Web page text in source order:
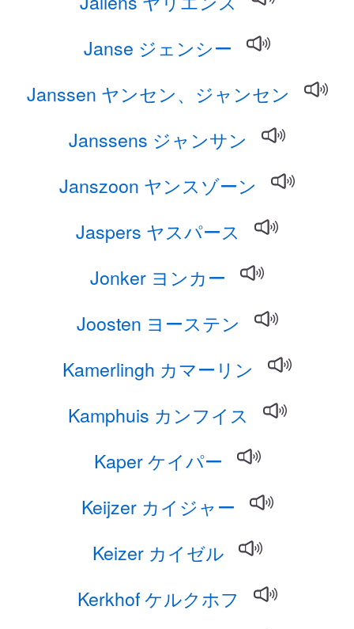
Janse ジェンシー
Janssen ヤンセン、ジャンセン
Janssens ジャンサン
Janszoon ヤンスゾーン
Jaspers ヤスパース
Jonker ヨンカー
Joosten ヨーステン
Kamerlingh カマーリン
Kamphuis カンフイス
Kaper ケイパー
Keijzer カイジャー
Keizer カイゼル
Kerkhof ケルクホフ